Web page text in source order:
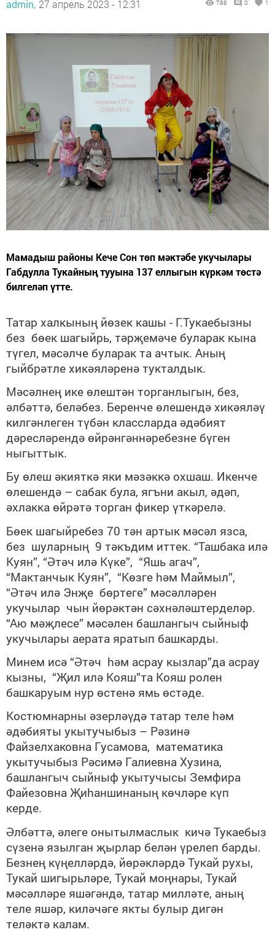
admin, 27 апрель 2023 - 12:31 788 0 1
Мамадыш районы Кече Сон төп мәктәбе укучылары
Габдулла Тукайның тууына 137 еллыгын күркәм төстә
билгеләп үтте.
Татар халкының йөзек кашы - Г.Тукаебызны
без бөек шагыйрь, тәрҗемәче буларак кына
түгел, мәсәлче буларак та ачтык. Аның
гыйбрәтле хикәяләренә тукталдык.
Мәсәлнең ике өлештән торганлыгын, без,
әлбәттә, беләбез. Беренче өлешендә хикәяләү
килгәнлеген түбән классларда әдәбият
дәресләрендә өйрәнгәннәребезне бүген
ныгыттык.
Бу өлеш әкияткә яки мәзәккә охшаш. Икенче
өлешендә – сабак була, ягъни акыл, әдәп,
әхлакка өйрәтә торган фикер үткәрелә.
Бөек шагыйребез 70 тән артык мәсәл язса,
без шуларның 9 тәкъдим иттек. “Ташбака илә
Куян”, “Әтәч илә Күке”, “Яшь агач”,
“Мактанчык Куян”, “Көзге hәм Маймыл”,
“Әтәч илә Энҗе бөртеге” мәсәлләрен
укучылар чын йөрәктән сәхнәләштерделәр.
“Аю мәҗлесе” мәсәлен башлангыч сыйныф
укучылары аерата яратып башкарды.
Минем исә “Әтәч hәм асрау кызлар”да асрау
кызны, “Җил илә Кояш”та Кояш ролен
башкаруым нур өстенә ямь өстәде.
Костюмнарны әзерләүдә татар теле hәм
әдәбияты укытучыбыз – Рәзинә
Файзелхаковна Гусамова, математика
укытучыбыз Рәсимә Галиевна Хузина,
башлангыч сыйныф укытучысы Земфира
Файезовна Җиhаншинаның көчләре күп
керде.
Әлбәттә, әлеге онытылмаслык кичә Тукаебыз
сүзенә язылган җырлар белән үрелеп барды.
Безнең күңелләрдә, йөрәкләрдә Тукай рухы,
Тукай шигырьләре, Тукай моңнары, Тукай
мәсәлләре яшәгәндә, татар милләте, аның
теле яшәр, киләчәге якты булыр дигән
теләктә калам.